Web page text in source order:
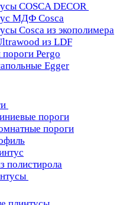
COSCA DECOR
МДФ Cosca
Cosca из экополимера
из LDF
Pergo
Egger
пороги
пороги
полистирола